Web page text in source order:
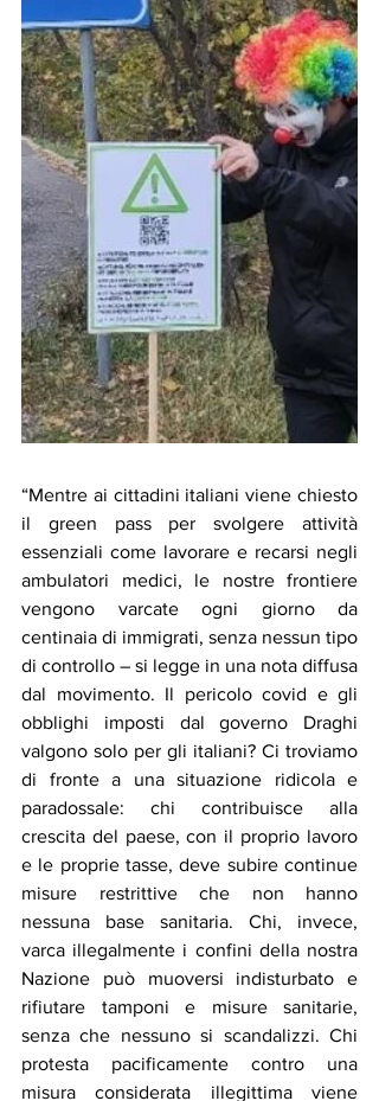
“Mentre ai cittadini italiani viene chiesto
il green pass per svolgere attività
essenziali come lavorare e recarsi negli
ambulatori medici, le nostre frontiere
vengono varcate ogni giorno da
centinaia di immigrati, senza nessun tipo
di controllo – si legge in una nota diffusa
dal movimento. Il pericolo covid e gli
obblighi imposti dal governo Draghi
valgono solo per gli italiani? Ci troviamo
di fronte a una situazione ridicola e
paradossale: chi contribuisce alla
crescita del paese, con il proprio lavoro
e le proprie tasse, deve subire continue
misure restrittive che non hanno
nessuna base sanitaria. Chi, invece,
varca illegalmente i confini della nostra
Nazione può muoversi indisturbato e
rifiutare tamponi e misure sanitarie,
senza che nessuno si scandalizzi. Chi
protesta pacificamente contro una
misura considerata illegittima viene